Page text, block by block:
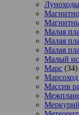
Луноходы
Малая
Малая
Малая
Малый
Марс (34)
Марсоход
Массив
Меркурий